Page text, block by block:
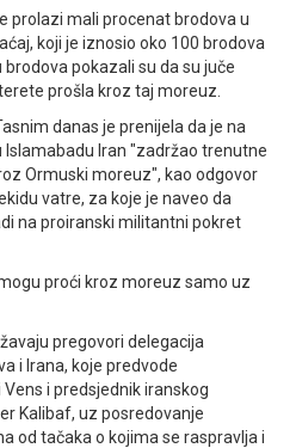
prolazi mali procenat brodova u
koji je iznosio oko 100 brodova
pokazali su da su juče
prošla kroz taj moreuz.
danas je prenijela da je na
Iran "zadržao trenutne
Ormuski moreuz", kao odgovor
vatre, za koje je naveo da
na proiranski militantni pokret
proći kroz moreuz samo uz
pregovori delegacija
i Irana, koje predvode
i predsjednik iranskog
Kalibaf, uz posredovanje
od tačaka o kojima se raspravlja i